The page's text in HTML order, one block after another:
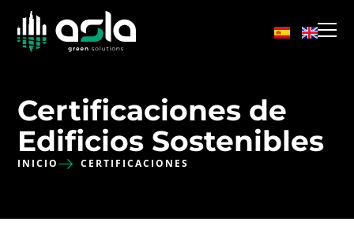
Certificaciones de
Edificios Sostenibles
INICIO CERTIFICACIONES